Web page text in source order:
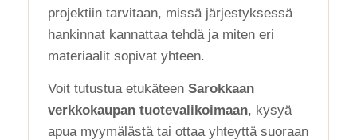
projektiin tarvitaan, missä järjestyksessä
hankinnat kannattaa tehdä ja miten eri
materiaalit sopivat yhteen.
Voit tutustua etukäteen Sarokkaan
verkkokaupan tuotevalikoimaan, kysyä
apua myymälästä tai ottaa yhteyttä suoraan